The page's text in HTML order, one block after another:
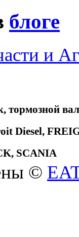
блоге
и
тормозной
Diesel,
SCANIA
©